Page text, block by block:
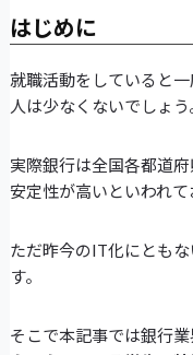
はじめに
就職活動をしていると
人は少なくないでしょう
実際銀行は全国各都道
安定性が高いといわれて
ただ昨今のIT化にとも
す。
そこで本記事では銀行